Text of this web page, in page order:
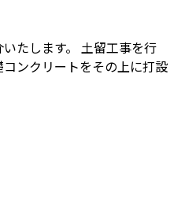
たします。 土留工事を行
ンクリートをその上に打設